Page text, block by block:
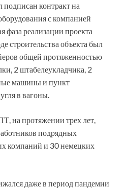
подписан контракт на
с компанией
реализации проекта
строительства объекта был
общей протяженностью
2 штабелеукладчика, 2
машины и пункт
в вагоны.
на протяжении трех лет,
подрядных
компаний и 30 немецких
даже в период пандемии